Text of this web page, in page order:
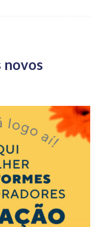
novos